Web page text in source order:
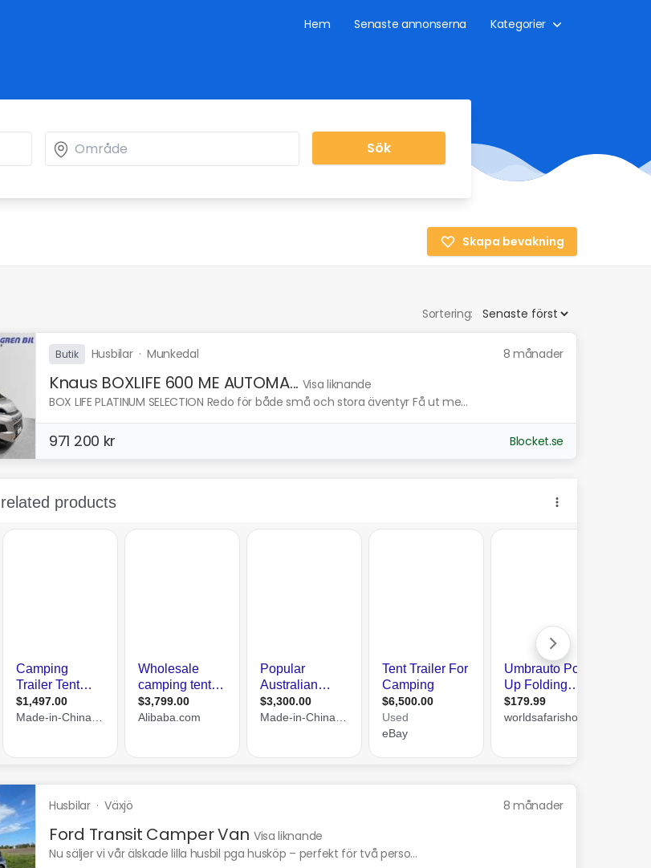
Hem Senaste annonserna Kategorier
Sök
Skapa bevakning
Sortering:
Butik Husbilar· Munkedal 8 månader
Knaus BOXLIFE 600 ME AUTOMA... Visa liknande
BOX LIFE PLATINUM SELECTION Redo för både små och stora äventyr Få ut me...
971 200 kr Blocket.se
Husbilar·Växjö 8 månader
Ford Transit Camper Van Visa liknande
Nu säljer vi vår älskade lilla husbil pga husköp – perfekt för två perso...